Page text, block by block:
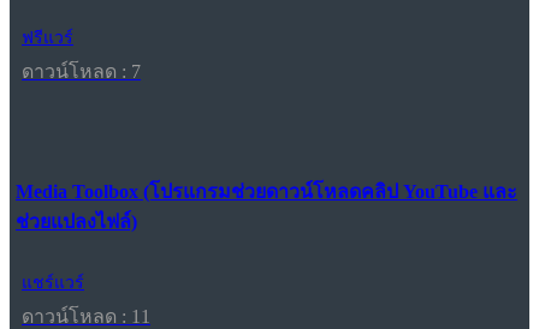
ฟรีแวร์
ดาวน์โหลด : 7
Media Toolbox (โปรแกรมช่วยดาวน์โหลดคลิป YouTube และ
ช่วยแปลงไฟล์)
แชร์แวร์
ดาวน์โหลด : 11